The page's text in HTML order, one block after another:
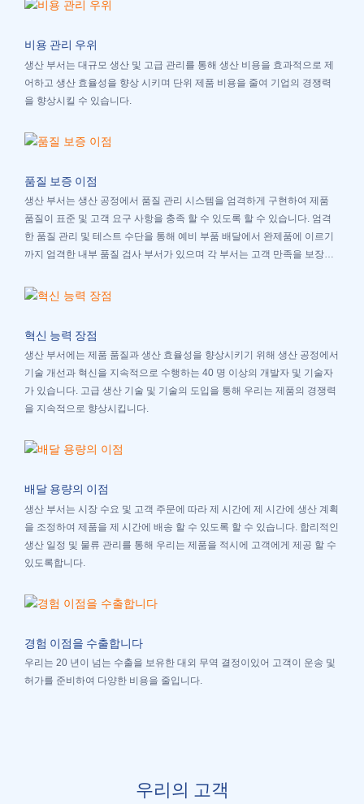
비용 관리 우위
생산 부서는 대규모 생산 및 고급 관리를 통해 생산 비용을 효과적으로 제
어하고 생산 효율성을 향상 시키며 단위 제품 비용을 줄여 기업의 경쟁력
을 향상시킬 수 있습니다.
품질 보증 이점
생산 부서는 생산 공정에서 품질 관리 시스템을 엄격하게 구현하여 제품
품질이 표준 및 고객 요구 사항을 충족 할 수 있도록 할 수 있습니다. 엄격
한 품질 관리 및 테스트 수단을 통해 예비 부품 배달에서 완제품에 이르기
까지 엄격한 내부 품질 검사 부서가 있으며 각 부서는 고객 만족을 보장하
혁신 능력 장점
생산 부서에는 제품 품질과 생산 효율성을 향상시키기 위해 생산 공정에서
기술 개선과 혁신을 지속적으로 수행하는 40 명 이상의 개발자 및 기술자
가 있습니다. 고급 생산 기술 및 기술의 도입을 통해 우리는 제품의 경쟁력
을 지속적으로 향상시킵니다.
배달 용량의 이점
생산 부서는 시장 수요 및 고객 주문에 따라 제 시간에 제 시간에 생산 계획
을 조정하여 제품을 제 시간에 배송 할 수 있도록 할 수 있습니다. 합리적인
생산 일정 및 물류 관리를 통해 우리는 제품을 적시에 고객에게 제공 할 수
있도록합니다.
경험 이점을 수출합니다
우리는 20 년이 넘는 수출을 보유한 대외 무역 결정이있어 고객이 운송 및
허가를 준비하여 다양한 비용을 줄입니다.
우리의 고객